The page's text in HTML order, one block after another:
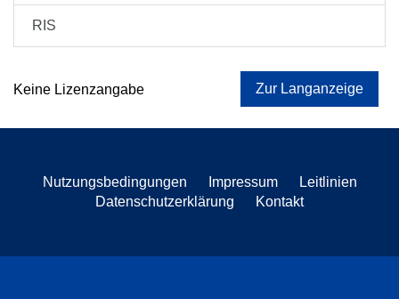
RIS
Keine Lizenzangabe Zur Langanzeige
Nutzungsbedingungen Impressum
Leitlinien
Datenschutzerklärung
Kontakt